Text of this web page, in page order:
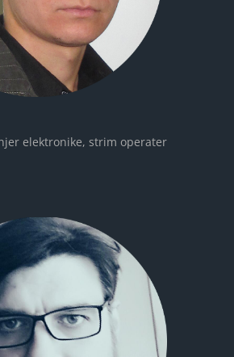
elektronike, strim operater